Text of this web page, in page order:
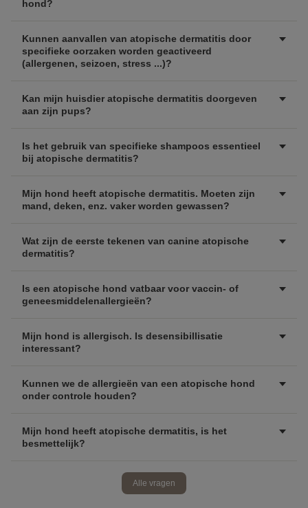
hond?
Kunnen aanvallen van atopische dermatitis door
specifieke oorzaken worden geactiveerd
(allergenen, seizoen, stress ...)?
Kan mijn huisdier atopische dermatitis doorgeven
aan zijn pups?
Is het gebruik van specifieke shampoos essentieel
bij atopische dermatitis?
Mijn hond heeft atopische dermatitis. Moeten zijn
mand, deken, enz. vaker worden gewassen?
Wat zijn de eerste tekenen van canine atopische
dermatitis?
Is een atopische hond vatbaar voor vaccin- of
geneesmiddelenallergieën?
Mijn hond is allergisch. Is desensibillisatie
interessant?
Kunnen we de allergieën van een atopische hond
onder controle houden?
Mijn hond heeft atopische dermatitis, is het
besmettelijk?
Alle vragen